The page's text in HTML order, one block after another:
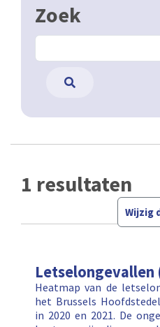
Zoek
1 resultaten
Wijzig
Letselongevallen
Heatmap van de
het Brussels
in 2020 en 2021. De